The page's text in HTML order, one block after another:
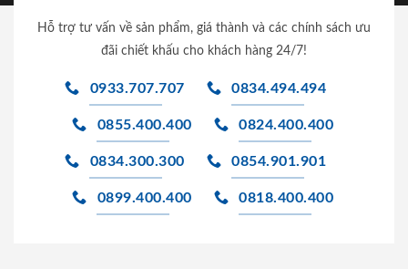
Hỗ trợ tư vấn về sản phẩm, giá thành và các chính sách ưu
đãi chiết khấu cho khách hàng 24/7!
0933.707.707 0834.494.494
0855.400.400 0824.400.400
0834.300.300 0854.901.901
0899.400.400 0818.400.400